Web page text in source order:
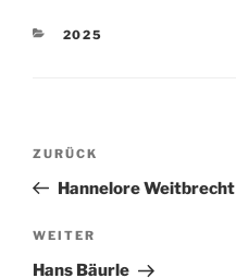
KATEGORIEN
2025
Beitragsnavigation
Vorheriger
Beitrag
ZURÜCK
Hannelore Weitbrecht
Nächster
Beitrag
WEITER
Hans Bäurle